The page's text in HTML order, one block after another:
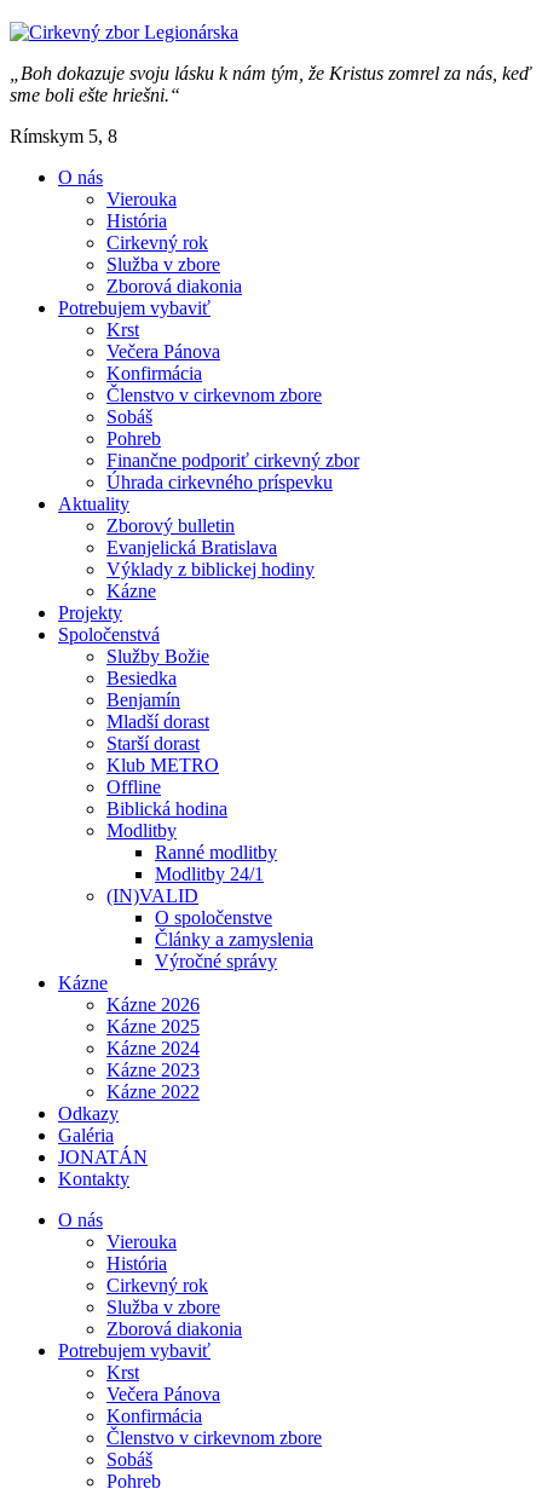
„Boh dokazuje svoju lásku k nám tým, že Kristus zomrel za nás, keď
sme boli ešte hriešni.“
Rímskym 5, 8
O nás
Vierouka
História
Cirkevný rok
Služba v zbore
Zborová diakonia
Potrebujem vybaviť
Krst
Večera Pánova
Konfirmácia
Členstvo v cirkevnom zbore
Sobáš
Pohreb
Finančne podporiť cirkevný zbor
Úhrada cirkevného príspevku
Aktuality
Zborový bulletin
Evanjelická Bratislava
Výklady z biblickej hodiny
Kázne
Projekty
Spoločenstvá
Služby Božie
Besiedka
Benjamín
Mladší dorast
Starší dorast
Klub METRO
Offline
Biblická hodina
Modlitby
Ranné modlitby
Modlitby 24/1
(IN)VALID
O spoločenstve
Články a zamyslenia
Výročné správy
Kázne
Kázne 2026
Kázne 2025
Kázne 2024
Kázne 2023
Kázne 2022
Odkazy
Galéria
JONATÁN
Kontakty
O nás
Vierouka
História
Cirkevný rok
Služba v zbore
Zborová diakonia
Potrebujem vybaviť
Krst
Večera Pánova
Konfirmácia
Členstvo v cirkevnom zbore
Sobáš
Pohreb